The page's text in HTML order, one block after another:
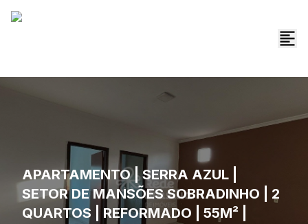
APARTAMENTO | SERRA AZUL |
SETOR DE MANSÕES SOBRADINHO | 2
QUARTOS | REFORMADO | 55M² |